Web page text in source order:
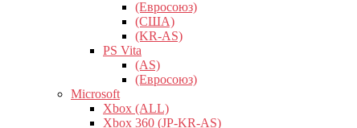
(Евросоюз)
(США)
(KR-AS)
PS Vita
(AS)
(Евросоюз)
Microsoft
Xbox (ALL)
Xbox 360 (JP-KR-AS)